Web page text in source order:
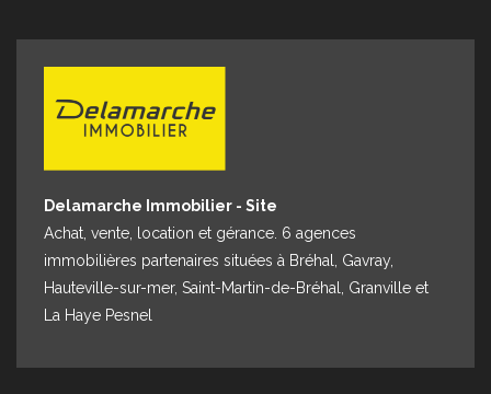
Delamarche Immobilier - Site
Achat, vente, location et gérance. 6 agences
immobilières partenaires situées à Bréhal, Gavray,
Hauteville-sur-mer, Saint-Martin-de-Bréhal, Granville et
La Haye Pesnel